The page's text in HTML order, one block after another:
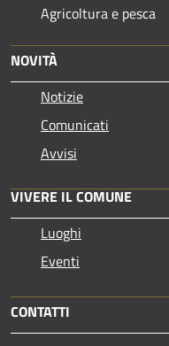
Agricoltura e pesca
NOVITÀ
Notizie
Comunicati
Avvisi
VIVERE IL COMUNE
Luoghi
Eventi
CONTATTI